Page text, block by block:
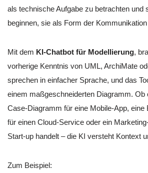
als technische Aufgabe zu betrachten und
beginnen, sie als Form der
Mit dem KI-Chatbot für Modellierung,
vorherige Kenntnis von UML, ArchiMate
sprechen in einfacher Sprache, und das
einem maßgeschneiderten Diagramm.
Case-Diagramm für eine Mobile-App, eine
für einen Cloud-Service oder ein
Start-up handelt – die KI versteht Kontext
Zum Beispiel: